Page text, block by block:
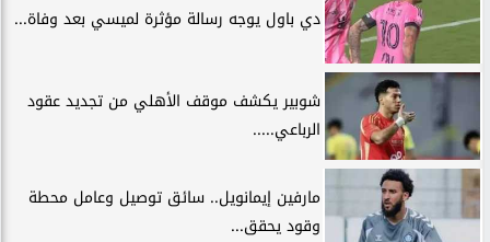
دي باول يوجه رسالة مؤثرة لميسي بعد وفاة...
شوبير يكشف موقف الأهلي من تجديد عقود
الرباعي.....
مارفين إيمانويل.. سائق توصيل وعامل محطة
وقود يحقق...